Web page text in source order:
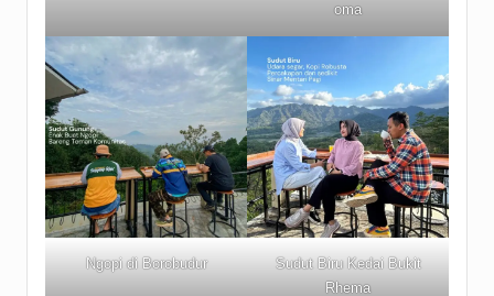
oma
Ngopi di Borobudur
Sudut Biru Kedai Bukit
Rhema